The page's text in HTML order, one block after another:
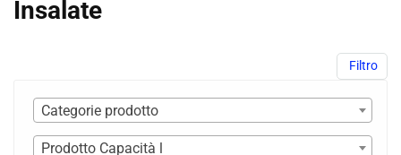
Insalate
Filtro
Categorie prodotto
Prodotto Capacità l